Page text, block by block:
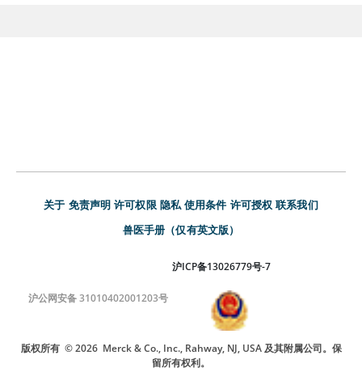
关于 免责声明 许可权限 隐私 使用条件 许可授权 联系我们
兽医手册（仅有英文版）
沪ICP备13026779号-7
沪公网安备 31010402001203号
版权所有 © 2026 Merck & Co., Inc., Rahway, NJ, USA 及其附属公司。保
留所有权利。